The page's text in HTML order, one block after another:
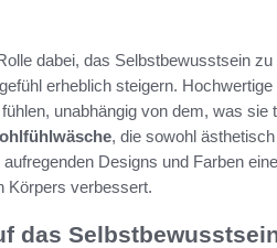
dabei, das Selbstbewusstsein
erheblich steigern.
unabhängig von dem, was sie
, die sowohl
Designs und Farben
Körpers verbessert.
das